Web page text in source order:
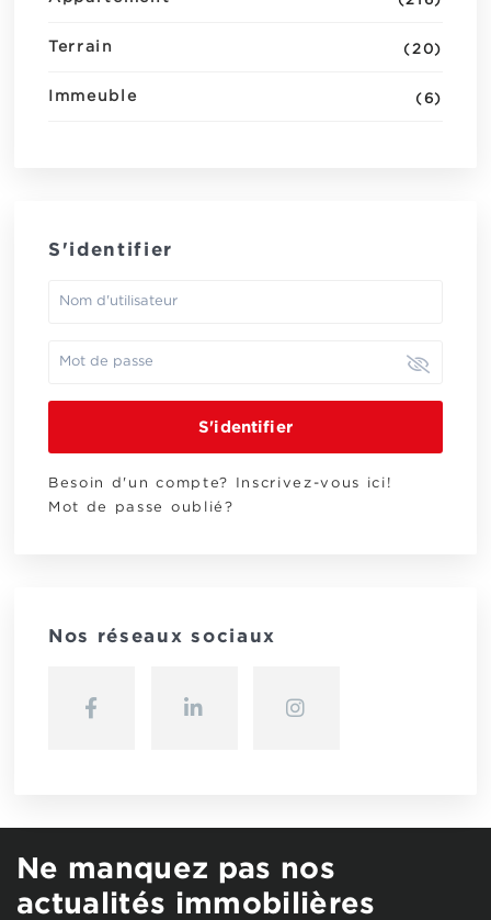
Terrain (20)
Immeuble (6)
S'identifier
S'identifier
Besoin d'un compte? Inscrivez-vous ici!
Mot de passe oublié?
Nos réseaux sociaux
Ne manquez pas nos
actualités immobilières